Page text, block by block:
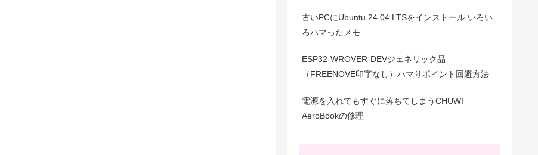
古いPCにUbuntu 24.04 LTSをインストール いろい
ろハマったメモ
ESP32-WROVER-DEVジェネリック品
（FREENOVE印字なし）ハマりポイント回避方法
電源を入れてもすぐに落ちてしまうCHUWI
AeroBookの修理